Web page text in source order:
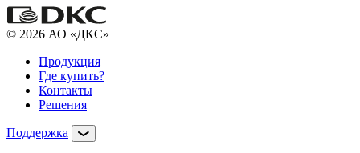
© 2026 АО «ДКС»
Продукция
Где купить?
Контакты
Решения
Поддержка